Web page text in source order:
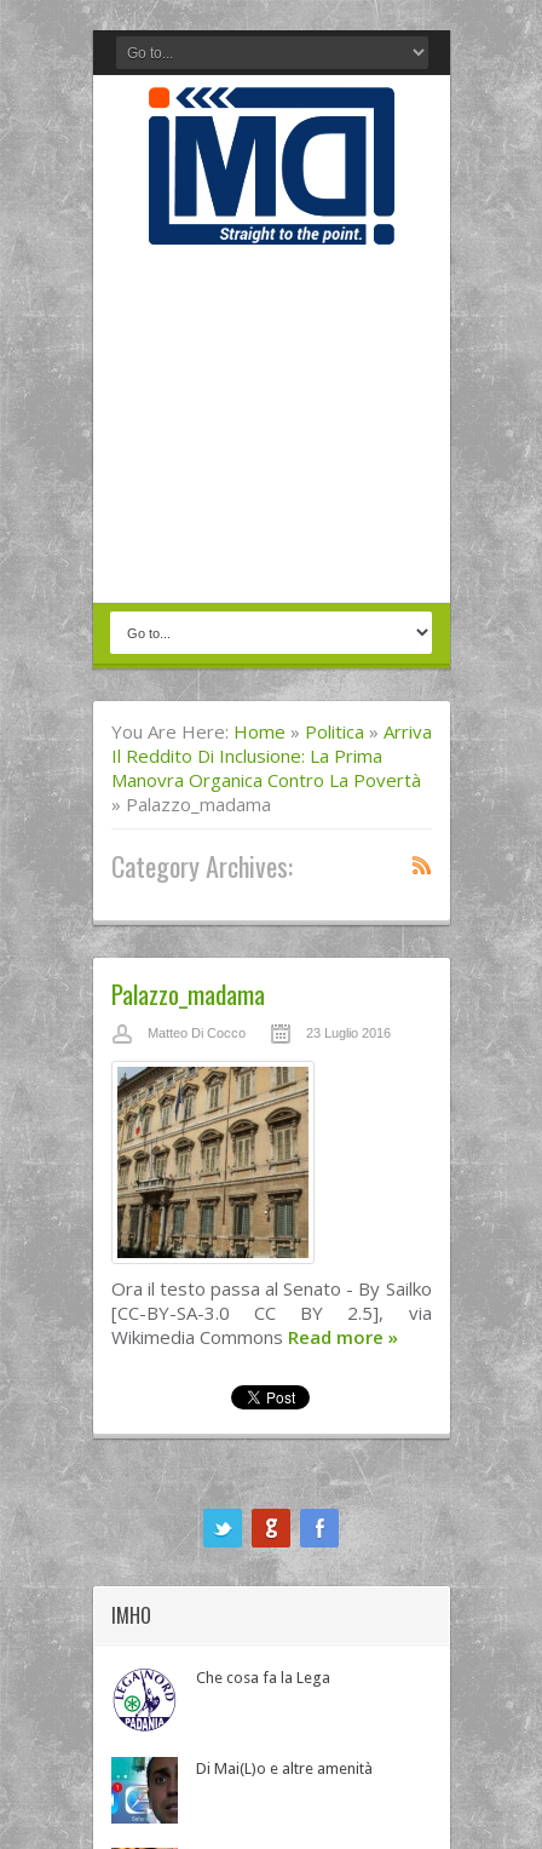
You Are Here: Home » Politica » Arriva
Il Reddito Di Inclusione: La Prima
Manovra Organica Contro La Povertà
» Palazzo_madama
Category Archives:
Palazzo_madama
Matteo Di Cocco 23 Luglio 2016
Ora il testo passa al Senato - By Sailko
[CC-BY-SA-3.0 CC BY 2.5], via
Wikimedia Commons Read more »
IMHO
Che cosa fa la Lega
Di Mai(L)o e altre amenità